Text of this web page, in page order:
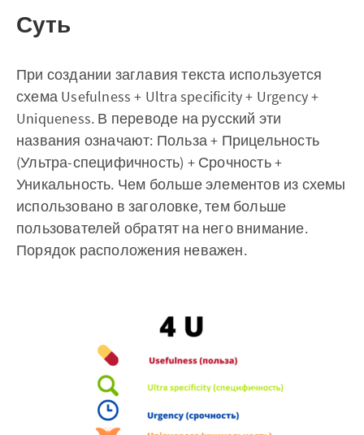
Суть
При создании заглавия текста используется
схема Usefulness + Ultra specificity + Urgency +
Uniqueness. В переводе на русский эти
названия означают: Польза + Прицельность
(Ультра-специфичность) + Срочность +
Уникальность. Чем больше элементов из схемы
использовано в заголовке, тем больше
пользователей обратят на него внимание.
Порядок расположения неважен.